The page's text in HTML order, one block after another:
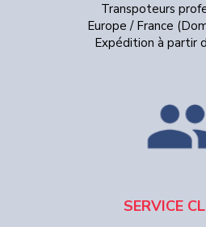
Transpoteurs
Europe / France
Expédition à partir
SERVICE